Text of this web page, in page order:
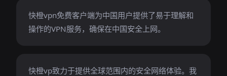
快橙vpn免费客户端为中国用户提供了易于理解和
操作的VPN服务，确保在中国安全上网。
快橙vp致力于提供全球范围内的安全网络体验。我